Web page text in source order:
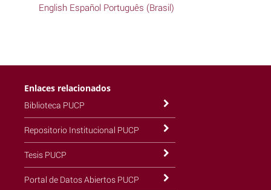
English Español Português (Brasil)
Enlaces relacionados
Biblioteca PUCP
Repositorio Institucional PUCP
Tesis PUCP
Portal de Datos Abiertos PUCP